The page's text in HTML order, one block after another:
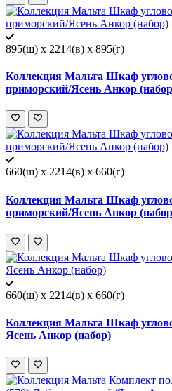
895(ш) x 2214(в) x 895(г)
Коллекция Мальта Шкаф
приморский/Ясень Анкор
660(ш) x 2214(в) x 660(г)
Коллекция Мальта Шкаф
приморский/Ясень Анкор
660(ш) x 2214(в) x 660(г)
Коллекция Мальта Шкаф
Ясень Анкор (набор)